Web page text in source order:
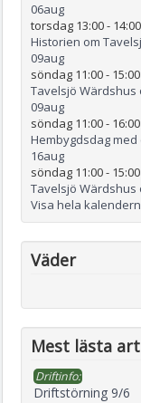
06aug
torsdag 13:00- 14:00
Historien om
09aug
söndag 11:00- 15:00
Tavelsjö
09aug
söndag 11:00- 16:00
Hembygdsdag med
16aug
söndag 11:00- 15:00
Tavelsjö
Visa hela kalendern
Väder
Mest lästa
Driftinfo:
Driftstörning 9/6